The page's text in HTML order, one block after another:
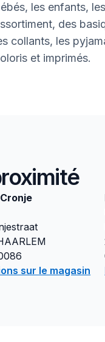
les enfants,
des
collants, les
et imprimés.
sur le magasin